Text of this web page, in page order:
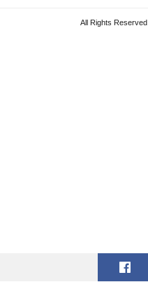
All Rights Reserved